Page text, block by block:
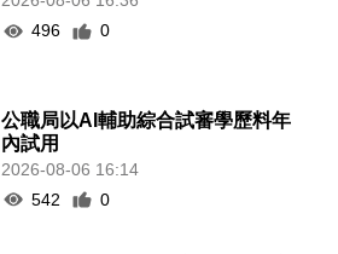
496
0
公職局以AI輔助綜合試審學歷料年
內試用
2026-08-06 16:14
542
0